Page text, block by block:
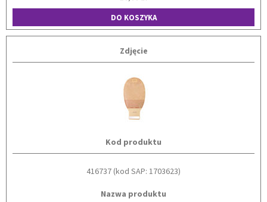
DO KOSZYKA
Zdjęcie
Kod produktu
416737 (kod SAP: 1703623)
Nazwa produktu